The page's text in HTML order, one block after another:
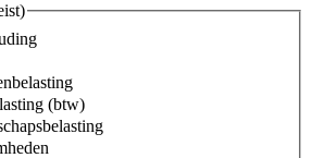
(btw)